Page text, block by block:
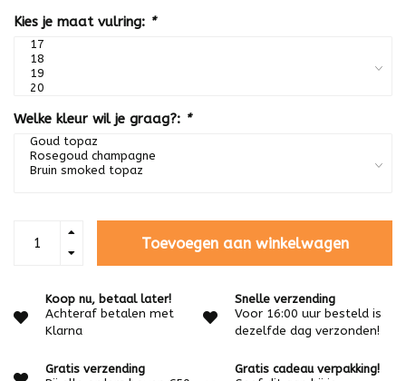
Kies je maat vulring: *
Welke kleur wil je graag?: *
Toevoegen aan winkelwagen
Koop nu, betaal later!
Achteraf betalen met
Klarna
Snelle verzending
Voor 16:00 uur besteld is
dezelfde dag verzonden!
Gratis verzending Gratis cadeau verpakking!